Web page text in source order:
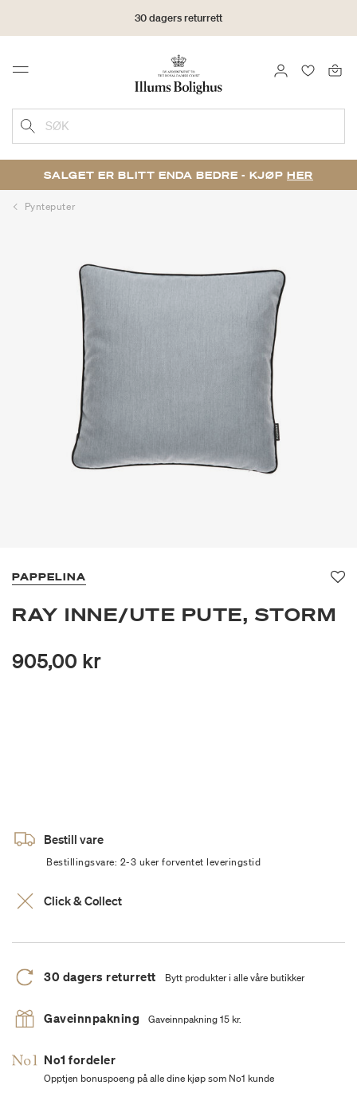
30 dagers returrett
Menu LOGG INN
SØK
SALGET ER BLITT ENDA BEDRE - KJØP HER
Pynteputer
PAPPELINA
RAY INNE/UTE PUTE, STORM
905,00 kr
Bestill vare
Bestillingsvare: 2-3 uker forventet leveringstid
Click & Collect
30 dagers returrett Bytt produkter i alle våre butikker
Gaveinnpakning Gaveinnpakning 15 kr.
No1 fordeler
Opptjen bonuspoeng på alle dine kjøp som No1 kunde